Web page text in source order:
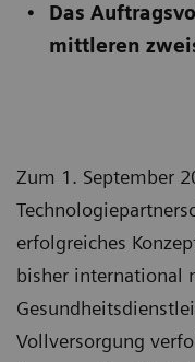
Das
mittleren
Zum 1. September
erfolgreiches
bisher international
Vollversorgung